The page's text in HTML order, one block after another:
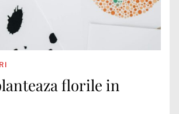
florile in